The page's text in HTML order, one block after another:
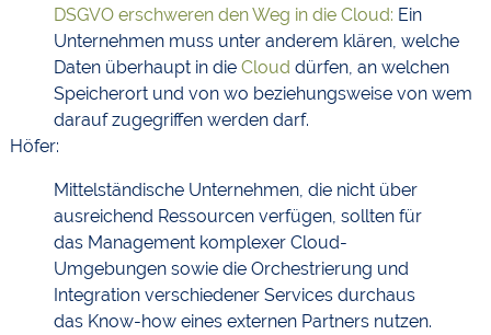
DSGVO erschweren den Weg in die Cloud: Ein
Unternehmen muss unter anderem klären, welche
Daten überhaupt in die Cloud dürfen, an welchen
Speicherort und von wo beziehungsweise von wem
darauf zugegriffen werden darf.
Höfer:
Mittelständische Unternehmen, die nicht über
ausreichend Ressourcen verfügen, sollten für
das Management komplexer Cloud-
Umgebungen sowie die Orchestrierung und
Integration verschiedener Services durchaus
das Know-how eines externen Partners nutzen.